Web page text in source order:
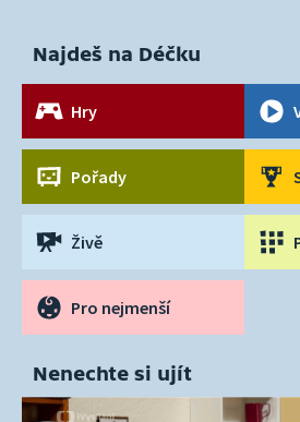
Najdeš na Déčku
Hry
Pořady
Živě
Pro nejmenší
Nenechte si ujít